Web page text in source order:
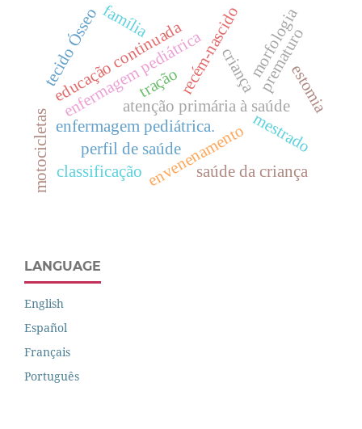
atenção primária à saúde
enfermagem pediátrica criança
recém-nascido
educação continuada
enfermagem pediátrica.
família
prematuro
envenenamento
perfil de saúde
saúde da criança
tração
tecido Ósseo morfologia
estomia
classificação
mestrado
motocicletas
LANGUAGE
English
Español
Français
Português